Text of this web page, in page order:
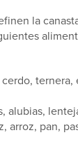
la
ternera,
alubias,
arroz, pan,